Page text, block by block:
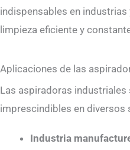
indispensables en
limpieza eficiente y
Aplicaciones de las
Las aspiradoras industriales
imprescindibles en diversos
Industria